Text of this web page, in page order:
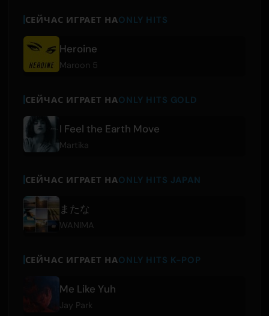
СЕЙЧАС ИГРАЕТ НАONLY HITS
Heroine
Maroon 5
СЕЙЧАС ИГРАЕТ НАONLY HITS GOLD
I Feel the Earth Move
Martika
СЕЙЧАС ИГРАЕТ НАONLY HITS JAPAN
またな
WANIMA
СЕЙЧАС ИГРАЕТ НАONLY HITS K-POP
Me Like Yuh
Jay Park